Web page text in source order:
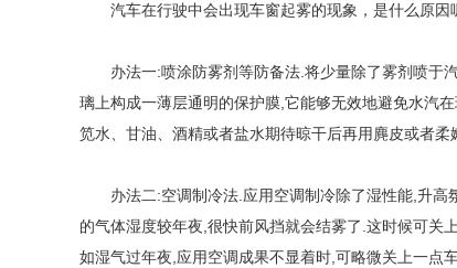
汽车在行驶中会出现车窗起雾的现象，是什么原
办法一:喷涂防雾剂等防备法.将少量除了雾剂喷于汽
璃上构成一薄层通明的保护膜,它能够无效地避免水汽
笕水、甘油、酒精或者盐水期待晾干后再用麂皮或者
办法二:空调制冷法.应用空调制冷除了湿性能,升高
的气体湿度较年夜,很快前风挡就会结雾了.这时候可关
如湿气过年夜,应用空调成果不显着时,可略微关上一点